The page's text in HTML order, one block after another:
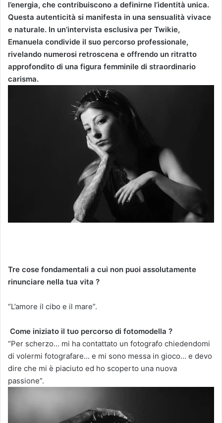
l’energia, che contribuiscono a definirne l’identità unica.
Questa autenticità si manifesta in una sensualità vivace
e naturale. In un’intervista esclusiva per Twikie,
Emanuela condivide il suo percorso professionale,
rivelando numerosi retroscena e offrendo un ritratto
approfondito di una figura femminile di straordinario
carisma.
Tre cose fondamentali a cui non puoi assolutamente
rinunciare nella tua vita ?
“L’amore il cibo e il mare”.
Come iniziato il tuo percorso di fotomodella ?
“Per scherzo… mi ha contattato un fotografo chiedendomi
di volermi fotografare… e mi sono messa in gioco… e devo
dire che mi è piaciuto ed ho scoperto una nuova
passione”.